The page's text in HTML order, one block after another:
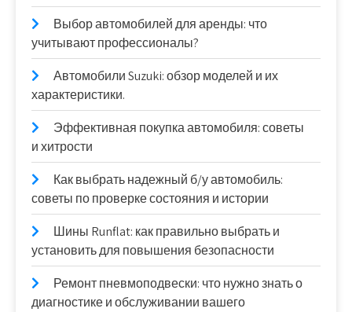
Выбор автомобилей для аренды: что
учитывают профессионалы?
Автомобили Suzuki: обзор моделей и их
характеристики.
Эффективная покупка автомобиля: советы
и хитрости
Как выбрать надежный б/у автомобиль:
советы по проверке состояния и истории
Шины Runflat: как правильно выбрать и
установить для повышения безопасности
Ремонт пневмоподвески: что нужно знать о
диагностике и обслуживании вашего